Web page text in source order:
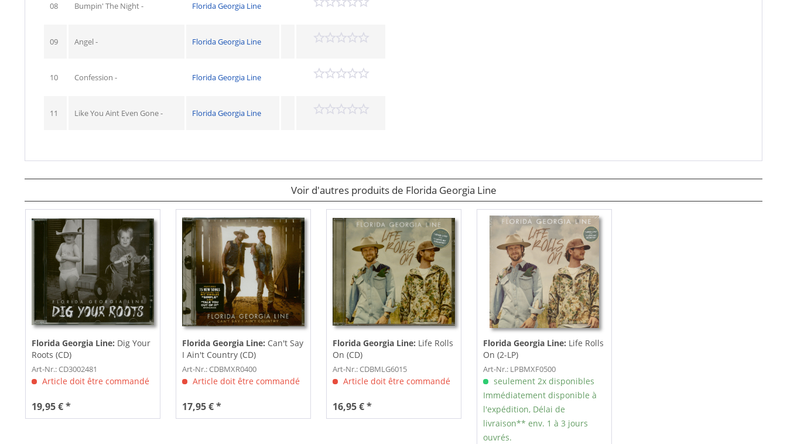
08 Bumpin' The Night - Florida Georgia Line
09 Angel - Florida Georgia Line
10 Confession - Florida Georgia Line
11 Like You Aint Even Gone - Florida Georgia Line
Voir d'autres produits de Florida Georgia Line
Florida Georgia Line: Dig Your
Roots (CD)
Art-Nr.: CD3002481
Article doit être commandé
19,95 € *
Florida Georgia Line: Can't Say
I Ain't Country (CD)
Art-Nr.: CDBMXR0400
Article doit être commandé
17,95 € *
Florida Georgia Line: Life Rolls
On (CD)
Art-Nr.: CDBMLG6015
Article doit être commandé
16,95 € *
Florida Georgia Line: Life Rolls
On (2-LP)
Art-Nr.: LPBMXF0500
seulement 2x disponibles
Immédiatement disponible à
l'expédition, Délai de
livraison** env. 1 à 3 jours
ouvrés.